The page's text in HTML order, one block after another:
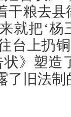
干粮去
就把‘杨
台上扔
》塑造
了旧法